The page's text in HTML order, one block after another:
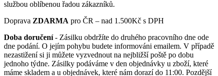
službou oblíbenou řadou zákazníků.
Doprava ZDARMA pro ČR – nad 1.500Kč s DPH
Doba doručení- Zásilku obdržíte do druhého pracovního dne ode
dne podání. O jejím pohybu budete informováni emailem. V případě
nezastižení si ji můžete vyzvednout na nejbližší poště po dobu
jednoho týdne. Zásilky podáváme v den objednávky u zboží, které
máme skladem a u objednávek, které nám dorazí do 11:00. Pozdější